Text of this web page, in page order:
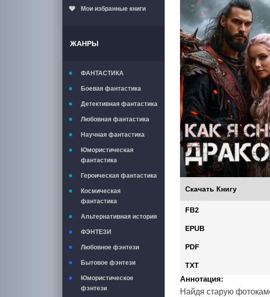
Мои избранные книги
ЖАНРЫ
ФАНТАСТИКА
Боевая фантастика
Детективная фантастика
Любовная фантастика
Научная фантастика
Юмористическая
фантастика
Героическая фантастика
Космическая
фантастика
Альтернативная история
ФЭНТЕЗИ
Любовное фэнтези
Бытовое фэнтези
Юмористическое
фэнтези
Скачать Книгу
FB2
EPUB
PDF
TXT
Аннотация:
Найдя старую